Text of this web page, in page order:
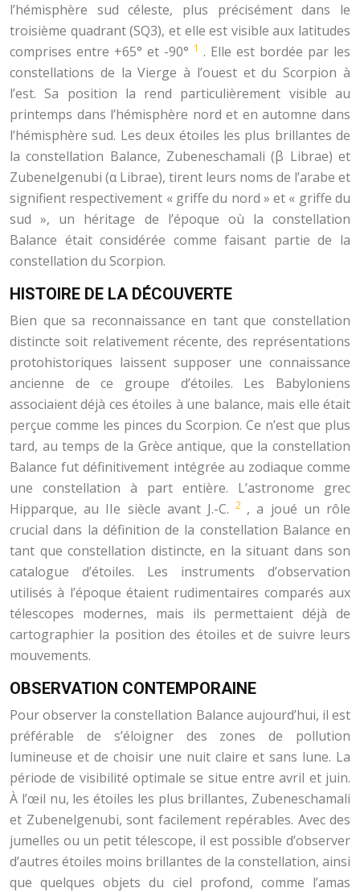
l’hémisphère sud céleste, plus précisément dans le
troisième quadrant (SQ3), et elle est visible aux latitudes
comprises entre +65° et -90° 1 . Elle est bordée par les
constellations de la Vierge à l’ouest et du Scorpion à
l’est. Sa position la rend particulièrement visible au
printemps dans l’hémisphère nord et en automne dans
l’hémisphère sud. Les deux étoiles les plus brillantes de
la constellation Balance, Zubeneschamali (β Librae) et
Zubenelgenubi (α Librae), tirent leurs noms de l’arabe et
signifient respectivement « griffe du nord » et « griffe du
sud », un héritage de l’époque où la constellation
Balance était considérée comme faisant partie de la
constellation du Scorpion.
HISTOIRE DE LA DÉCOUVERTE
Bien que sa reconnaissance en tant que constellation
distincte soit relativement récente, des représentations
protohistoriques laissent supposer une connaissance
ancienne de ce groupe d’étoiles. Les Babyloniens
associaient déjà ces étoiles à une balance, mais elle était
perçue comme les pinces du Scorpion. Ce n’est que plus
tard, au temps de la Grèce antique, que la constellation
Balance fut définitivement intégrée au zodiaque comme
une constellation à part entière. L’astronome grec
Hipparque, au IIe siècle avant J.-C.2 , a joué un rôle
crucial dans la définition de la constellation Balance en
tant que constellation distincte, en la situant dans son
catalogue d’étoiles. Les instruments d’observation
utilisés à l’époque étaient rudimentaires comparés aux
télescopes modernes, mais ils permettaient déjà de
cartographier la position des étoiles et de suivre leurs
mouvements.
OBSERVATION CONTEMPORAINE
Pour observer la constellation Balance aujourd’hui, il est
préférable de s’éloigner des zones de pollution
lumineuse et de choisir une nuit claire et sans lune. La
période de visibilité optimale se situe entre avril et juin.
À l’œil nu, les étoiles les plus brillantes, Zubeneschamali
et Zubenelgenubi, sont facilement repérables. Avec des
jumelles ou un petit télescope, il est possible d’observer
d’autres étoiles moins brillantes de la constellation, ainsi
que quelques objets du ciel profond, comme l’amas